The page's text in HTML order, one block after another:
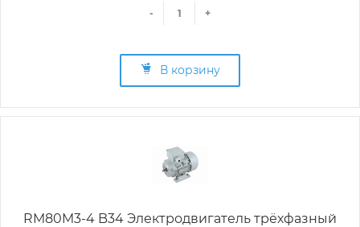
- +
В корзину
RM80M3-4 B34 Электродвигатель трёхфазный